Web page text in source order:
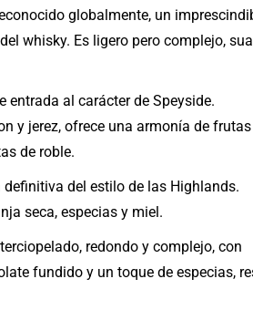
globalmente, un
whisky. Es ligero pero complejo,
entrada al carácter de Speyside.
y jerez, ofrece una armonía de frutas
de roble.
definitiva del estilo de las Highlands.
seca, especias y miel.
redondo y complejo, con
fundido y un toque de especias,